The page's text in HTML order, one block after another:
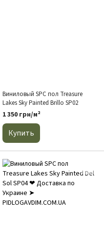
Виниловый SPC пол Treasure
Lakes Sky Painted Brillo SP02
1 350 грн/м²
Купить